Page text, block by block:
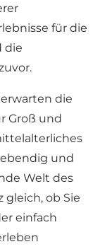
für die
die
die
Groß und
und
Welt des
gleich, ob Sie
einfach